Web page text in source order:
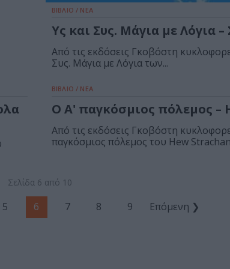
ΒΙΒΛΙΟ / ΝΕΑ
Υς και Συς. Μάγια με Λόγια –
Από τις εκδόσεις Γκοβόστη
Συς. Μάγια με Λόγια των...
ΒΙΒΛΙΟ / ΝΕΑ
Ο Α' παγκόσμιος πόλεμος –
Από τις εκδόσεις Γκοβόστη
παγκόσμιος πόλεμος του Hew
Σελίδα 6 από 10
5 6 7 8 9 Επόμενη ❯